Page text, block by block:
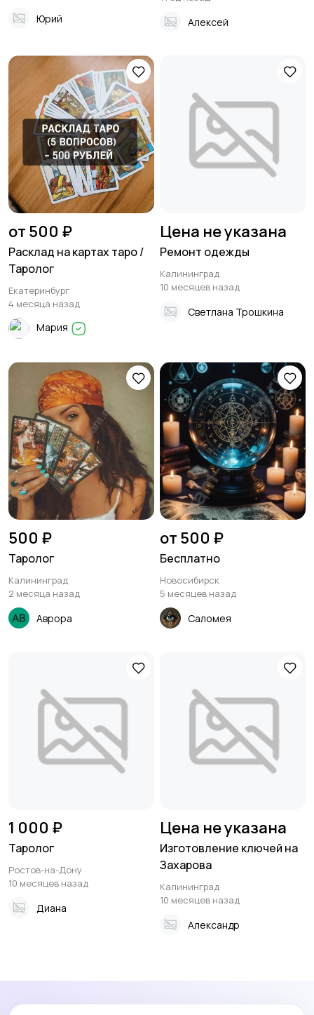
Юрий Алексей
от 500 ₽
Расклад на картах таро /
Таролог
Екатеринбург
4 месяца назад
Мария
Цена не указана
Ремонт одежды
Калининград
10 месяцев назад
Светлана Трошкина
500 ₽
Таролог
Калининград
2 месяца назад
Аврора
от 500 ₽
Бесплатно
Новосибирск
5 месяцев назад
Саломея
1 000 ₽
Таролог
Ростов-на-Дону
10 месяцев назад
Диана
Цена не указана
Изготовление ключей на
Захарова
Калининград
10 месяцев назад
Александр